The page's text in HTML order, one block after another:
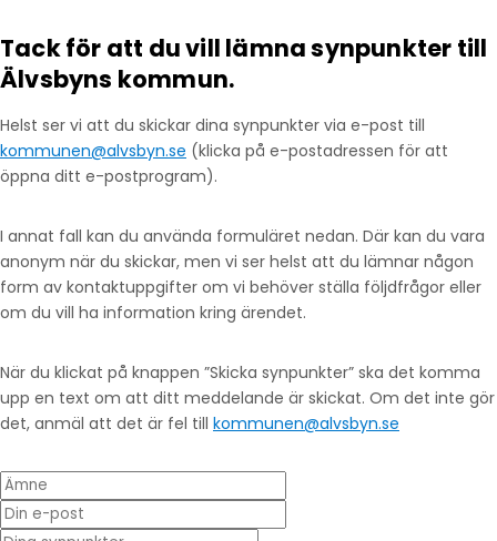
Tack för att du vill lämna synpunkter till
Älvsbyns kommun.
Helst ser vi att du skickar dina synpunkter via e-post till
kommunen@alvsbyn.se (klicka på e-postadressen för att
öppna ditt e-postprogram).
I annat fall kan du använda formuläret nedan. Där kan du vara
anonym när du skickar, men vi ser helst att du lämnar någon
form av kontaktuppgifter om vi behöver ställa följdfrågor eller
om du vill ha information kring ärendet.
När du klickat på knappen ”Skicka synpunkter” ska det komma
upp en text om att ditt meddelande är skickat. Om det inte gör
det, anmäl att det är fel till kommunen@alvsbyn.se
Ämne
Din e-post
* Dina synpunkter